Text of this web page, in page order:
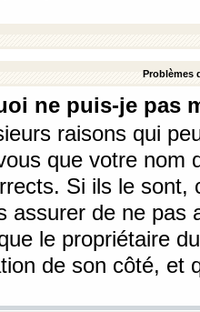
Problèmes
ne puis-je pas
raisons qui
que votre nom
Si ils le sont,
assurer de ne pas
le propriétaire
de son côté, et